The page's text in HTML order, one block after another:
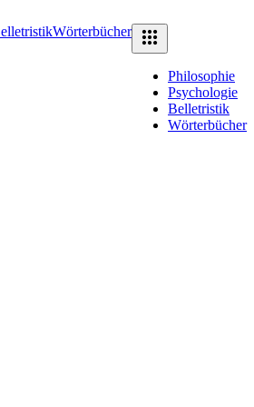
Wörterbücher
Philosophie
Psychologie
Belletristik
Wörterbücher